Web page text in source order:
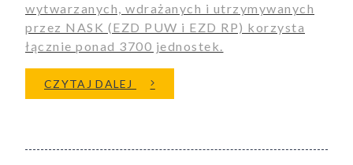
wytwarzanych, wdrażanych i utrzymywanych
przez NASK (EZD PUW i EZD RP) korzysta
łącznie ponad 3700 jednostek.
CZYTAJ DALEJ O NAGRODA SPECJALNA XXX-